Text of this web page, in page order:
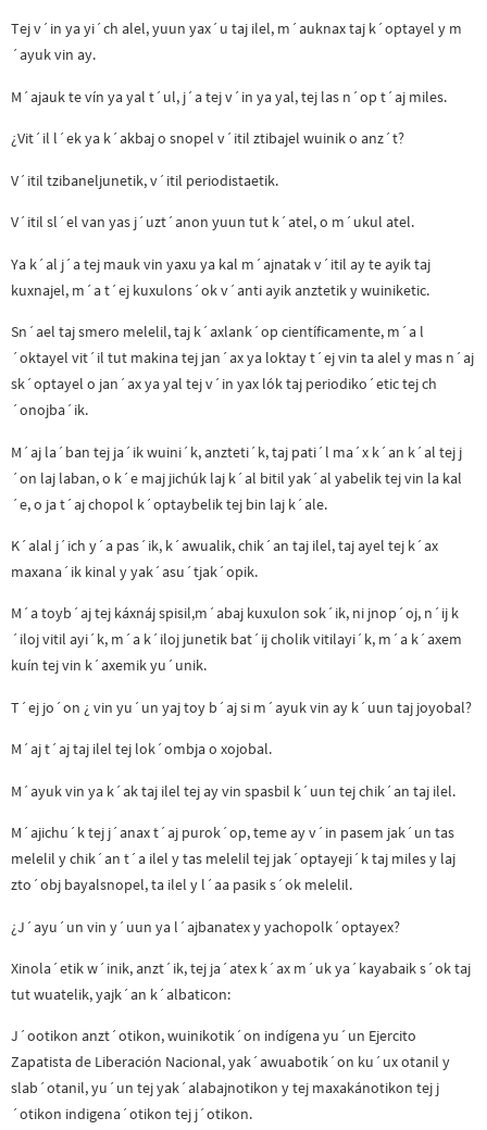
Tej v´in ya yi´ch alel, yuun yax´u taj ilel, m´auknax taj k´optayel y m
´ayuk vin ay.
M´ajauk te vín ya yal t´ul, j´a tej v´in ya yal, tej las n´op t´aj miles.
¿Vit´il l´ek ya k´akbaj o snopel v´itil ztibajel wuinik o anz´t?
V´itil tzibaneljunetik, v´itil periodistaetik.
V´itil sl´el van yas j´uzt´anon yuun tut k´atel, o m´ukul atel.
Ya k´al j´a tej mauk vin yaxu ya kal m´ajnatak v´itil ay te ayik taj
kuxnajel, m´a t´ej kuxulons´ok v´anti ayik anztetik y wuiniketic.
Sn´ael taj smero melelil, taj k´axlank´op científicamente, m´a l
´oktayel vit´il tut makina tej jan´ax ya loktay t´ej vin ta alel y mas n´aj
sk´optayel o jan´ax ya yal tej v´in yax lók taj periodiko´etic tej ch
´onojba´ik.
M´aj la´ban tej ja´ik wuini´k, anzteti´k, taj pati´l ma´x k´an k´al tej j
´on laj laban, o k´e maj jichúk laj k´al bitil yak´al yabelik tej vin la kal
´e, o ja t´aj chopol k´optaybelik tej bin laj k´ale.
K´alal j´ich y´a pas´ik, k´awualik, chik´an taj ilel, taj ayel tej k´ax
maxana´ik kinal y yak´asu´tjak´opik.
M´a toyb´aj tej káxnáj spisil,m´abaj kuxulon sok´ik, ni jnop´oj, n´ij k
´iloj vitil ayi´k, m´a k´iloj junetik bat´ij cholik vitilayi´k, m´a k´axem
kuín tej vin k´axemik yu´unik.
T´ej jo´on ¿ vin yu´un yaj toy b´aj si m´ayuk vin ay k´uun taj joyobal?
M´aj t´aj taj ilel tej lok´ombja o xojobal.
M´ayuk vin ya k´ak taj ilel tej ay vin spasbil k´uun tej chik´an taj ilel.
M´ajichu´k tej j´anax t´aj purok´op, teme ay v´in pasem jak´un tas
melelil y chik´an t´a ilel y tas melelil tej jak´optayeji´k taj miles y laj
zto´obj bayalsnopel, ta ilel y l´aa pasik s´ok melelil.
¿J´ayu´un vin y´uun ya l´ajbanatex y yachopolk´optayex?
Xinola´etik w´inik, anzt´ik, tej ja´atex k´ax m´uk ya´kayabaik s´ok taj
tut wuatelik, yajk´an k´albaticon:
J´ootikon anzt´otikon, wuinikotik´on indígena yu´un Ejercito
Zapatista de Liberación Nacional, yak´awuabotik´on ku´ux otanil y
slab´otanil, yu´un tej yak´alabajnotikon y tej maxakánotikon tej j
´otikon indigena´otikon tej j´otikon.